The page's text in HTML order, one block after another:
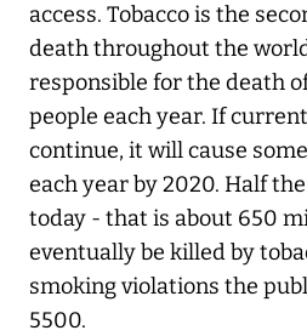
access. Tobacco is the
death throughout the
responsible for the death
people each year. If
continue, it will cause
each year by 2020. Half
today - that is about 650
eventually be killed by
smoking violations the
5500.